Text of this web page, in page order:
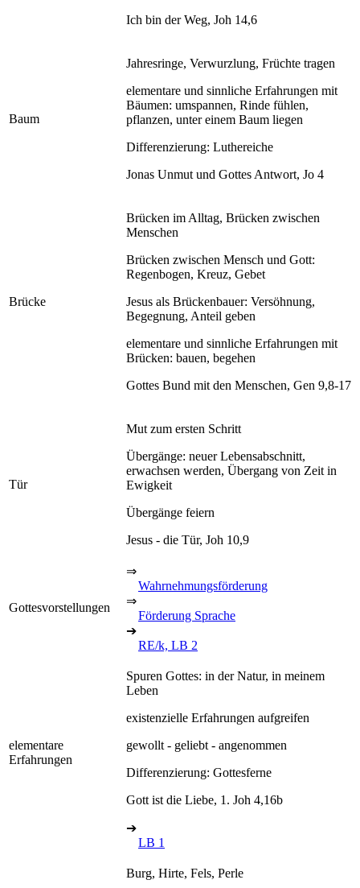
Ich bin der Weg, Joh 14,6
Baum
Jahresringe, Verwurzlung, Früchte tragen
elementare und sinnliche Erfahrungen mit
Bäumen: umspannen, Rinde fühlen,
pflanzen, unter einem Baum liegen
Differenzierung: Luthereiche
Jonas Unmut und Gottes Antwort, Jo 4
Brücke
Brücken im Alltag, Brücken zwischen
Menschen
Brücken zwischen Mensch und Gott:
Regenbogen, Kreuz, Gebet
Jesus als Brückenbauer: Versöhnung,
Begegnung, Anteil geben
elementare und sinnliche Erfahrungen mit
Brücken: bauen, begehen
Gottes Bund mit den Menschen, Gen 9,8-17
Tür
Mut zum ersten Schritt
Übergänge: neuer Lebensabschnitt,
erwachsen werden, Übergang von Zeit in
Ewigkeit
Übergänge feiern
Jesus - die Tür, Joh 10,9
Gottesvorstellungen
⇒
Wahrnehmungsförderung
⇒
Förderung Sprache
➔
RE/k, LB 2
elementare
Erfahrungen
Spuren Gottes: in der Natur, in meinem
Leben
existenzielle Erfahrungen aufgreifen
gewollt - geliebt - angenommen
Differenzierung: Gottesferne
Gott ist die Liebe, 1. Joh 4,16b
➔
LB 1
Burg, Hirte, Fels, Perle